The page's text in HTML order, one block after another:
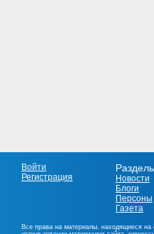
Войти
Регистрация
Новости
Блоги
Персоны
Газета
Все права на материалы, находящиеся